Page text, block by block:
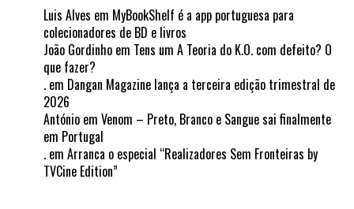
Luis Alves em MyBookShelf é a app portuguesa para
colecionadores de BD e livros
João Gordinho em Tens um A Teoria do K.O. com defeito? O
que fazer?
. em Dangan Magazine lança a terceira edição trimestral de
2026
António em Venom – Preto, Branco e Sangue sai finalmente
em Portugal
. em Arranca o especial “Realizadores Sem Fronteiras by
TVCine Edition”